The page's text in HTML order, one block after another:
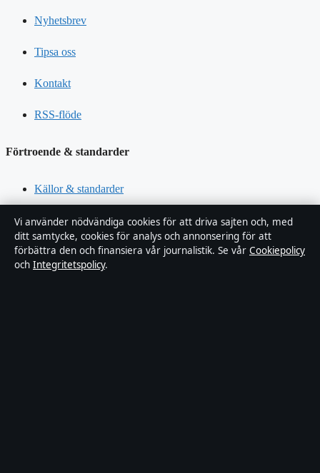
Nyhetsbrev
Tipsa oss
Kontakt
RSS-flöde
Förtroende & standarder
Källor & standarder
Redaktionell policy
Rättelsepolicy
Vi använder nödvändiga cookies för att driva sajten och, med
ditt samtycke, cookies för analys och annonsering för att
förbättra den och finansiera vår journalistik. Se vår Cookiepolicy
och Integritetspolicy.